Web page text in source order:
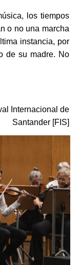
los tiempos
o no una marcha
instancia, por
de su madre. No
Internacional de
Santander [FIS]